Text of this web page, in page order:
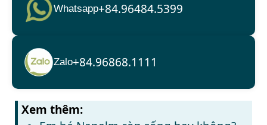
Whatsapp+84.96484.5399
Zalo+84.96868.1111
Xem thêm: